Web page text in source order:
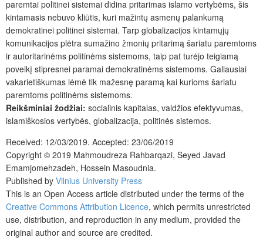
paremtai politinei sistemai didina pritarimas islamo vertybėms, šis
kintamasis nebuvo kliūtis, kuri mažintų asmenų palankumą
demokratinei politinei sistemai. Tarp globalizacijos kintamųjų
komunikacijos plėtra sumažino žmonių pritarimą šariatu paremtoms
ir autoritarinėms politinėms sistemoms, taip pat turėjo teigiamą
poveikį stipresnei paramai demokratinėms sistemoms. Galiausiai
vakarietiškumas lėmė tik mažesnę paramą kai kurioms šariatu
paremtoms politinėms sistemoms.
Reikšminiai žodžiai: socialinis kapitalas, valdžios efektyvumas,
islamiškosios vertybės, globalizacija, politinės sistemos.
Received: 12/03/2019. Accepted: 23/06/2019
Copyright © 2019 Mahmoudreza Rahbarqazi, Seyed Javad
Emamjomehzadeh, Hossein Masoudnia.
Published by Vilnius University Press
This is an Open Access article distributed under the terms of the
Creative Commons Attribution Licence, which permits unrestricted
use, distribution, and reproduction in any medium, provided the
original author and source are credited.